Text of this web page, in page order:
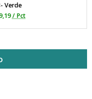
Verde
/ Pct